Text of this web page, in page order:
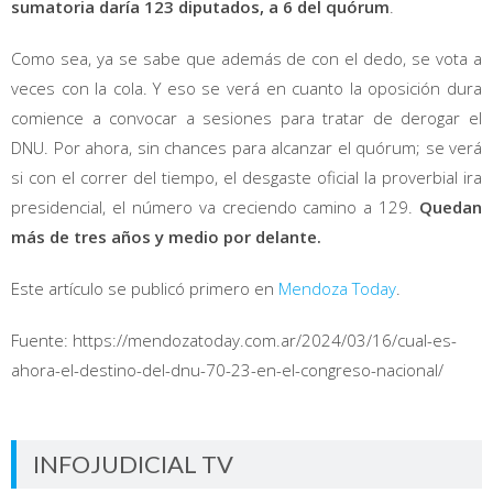
sumatoria daría 123 diputados, a 6 del quórum
Como sea, ya se sabe que además de con el dedo, se vota a
veces con la cola. Y eso se verá en cuanto la oposición dura
comience a convocar a sesiones para tratar de derogar el
DNU. Por ahora, sin chances para alcanzar el quórum; se verá
si con el correr del tiempo, el desgaste oficial la proverbial ira
presidencial, el número va creciendo camino a 129. Quedan
más de tres años y medio por delante.
Este artículo se publicó primero en Mendoza Today
Fuente: https://mendozatoday.com.ar/2024/03/16/cual-es-
ahora-el-destino-del-dnu-70-23-en-el-congreso-nacional/
INFOJUDICIAL TV